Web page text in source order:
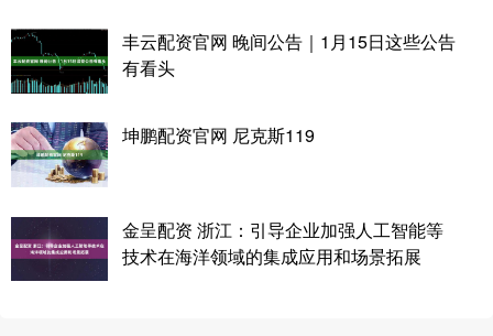
丰云配资官网 晚间公告｜1月15日这些公告
有看头
坤鹏配资官网 尼克斯119
金呈配资 浙江：引导企业加强人工智能等
技术在海洋领域的集成应用和场景拓展